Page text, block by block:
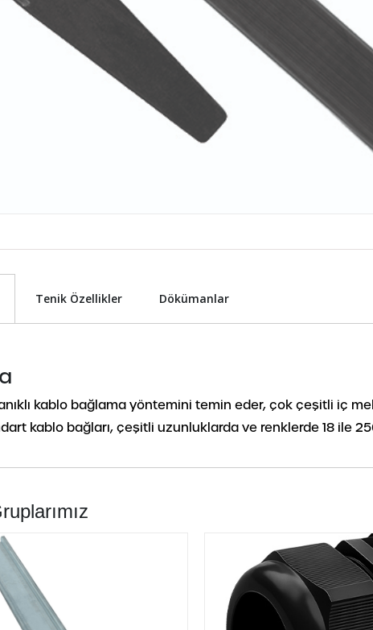
Tenik Özellikler Dökümanlar
kablo bağlama yöntemini temin eder, çok çeşitli iç
kablo bağları, çeşitli uzunluklarda ve renklerde 18 ile